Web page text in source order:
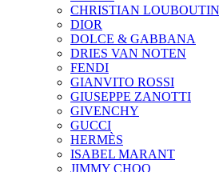
CHRISTIAN LOUBOUTIN
DIOR
DOLCE & GABBANA
DRIES VAN NOTEN
FENDI
GIANVITO ROSSI
GIUSEPPE ZANOTTI
GIVENCHY
GUCCI
HERMÈS
ISABEL MARANT
JIMMY CHOO